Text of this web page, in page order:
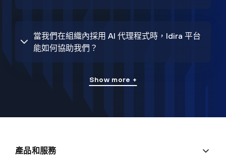
當我們在組織內採用 AI 代理程式時，Idira 平台
能如何協助我們？
Show more +
產品和服務